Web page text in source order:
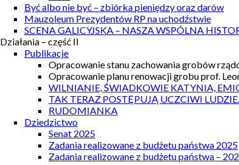
Być albo nie być – zbiórka pieniędzy oraz darów
Mauzoleum Prezydentów RP na uchodźstwie
SCENA GALICYJSKA – NASZA WSPÓLNA
Działania – część II
Publikacje
Opracowanie stanu zachowania grobów
Opracowanie planu renowacji grobu prof.
WILNIANIE, ŚWIADKOWIE KATYNIA,
TAK TERAZ POSTĘPUJĄ UCZCIWI
RUDOMIANKA
Dziedzictwo
Senat 2025
Zadania realizowane z budżetu państwa 2025
Zadania realizowane z budżetu państwa –